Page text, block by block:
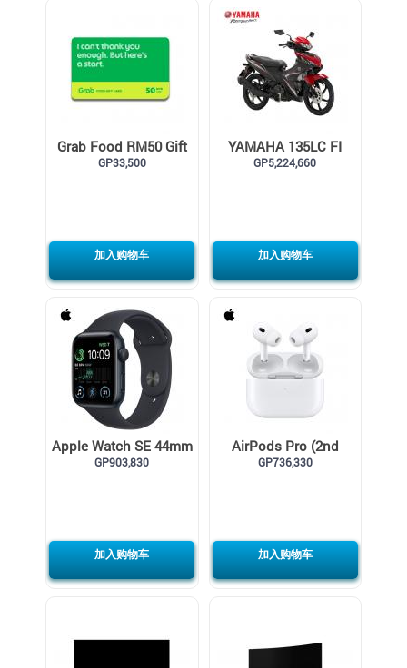
Grab Food RM50 Gift
Card
GP33,500
加入购物车
YAMAHA 135LC FI
GP5,224,660
加入购物车
Apple Watch SE 44mm
GPS Midnight
GP903,830
加入购物车
AirPods Pro (2nd
generation)
GP736,330
加入购物车